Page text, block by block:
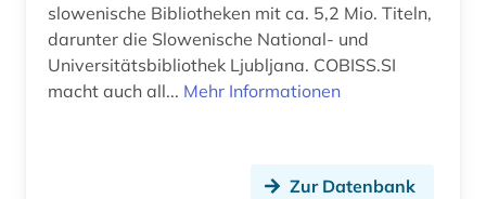
slowenische Bibliotheken mit ca. 5,2 Mio. Titeln,
darunter die Slowenische National- und
Universitätsbibliothek Ljubljana. COBISS.SI
macht auch all... Mehr Informationen
Zur Datenbank